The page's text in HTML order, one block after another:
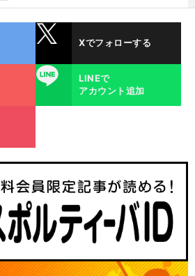
Xでフォローする
LINE
LINEで
アカウント追加